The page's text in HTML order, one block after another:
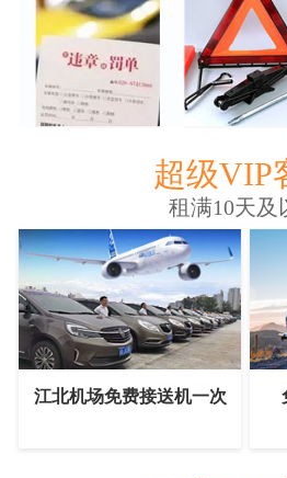
超级VIP
租满10天及
江北机场免费接送机一次